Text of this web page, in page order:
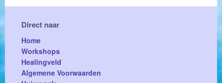
Direct naar
Home
Workshops
Healingveld
Algemene Voorwaarden